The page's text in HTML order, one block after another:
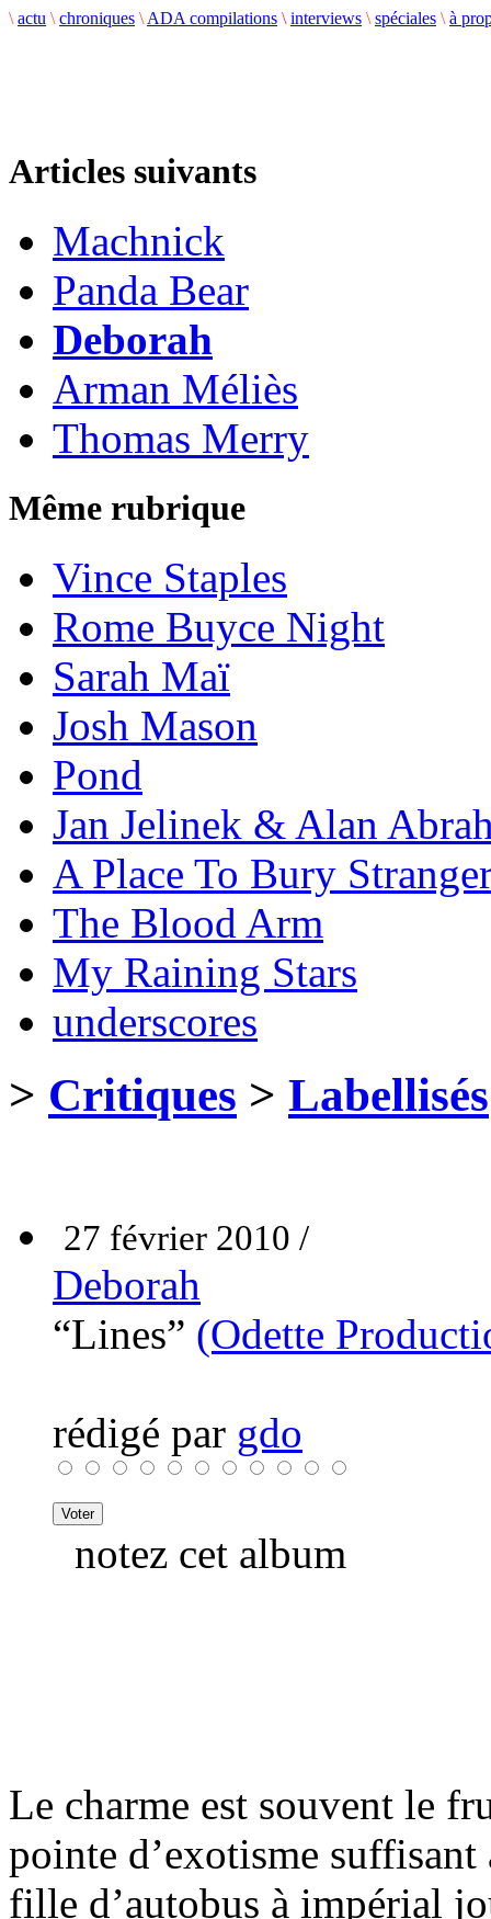
\ actu \ chroniques \ ADA compilations \ interviews \ spéciales \ à
Articles suivants
Machnick
Panda Bear
Deborah
Arman Méliès
Thomas Merry
Même rubrique
Vince Staples
Rome Buyce Night
Sarah Maï
Josh Mason
Pond
Jan Jelinek & Alan
A Place To Bury
The Blood Arm
My Raining Stars
underscores
> Critiques > Labellisés
27 février 2010 /
Deborah
“Lines” (Odette
rédigé par gdo
notez cet album
Le charme est souvent le
pointe d’exotisme
fille d’autobus à impérial